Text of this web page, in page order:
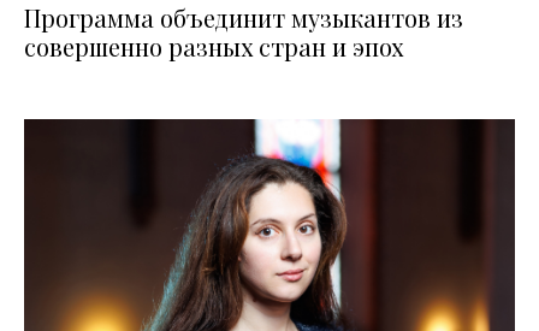
Программа объединит музыкантов из
совершенно разных стран и эпох